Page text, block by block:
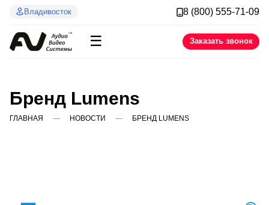
Владивосток 8 (800) 555-71-09
☰ Заказать звонок
Бренд Lumens
ГЛАВНАЯ НОВОСТИ БРЕНД LUMENS